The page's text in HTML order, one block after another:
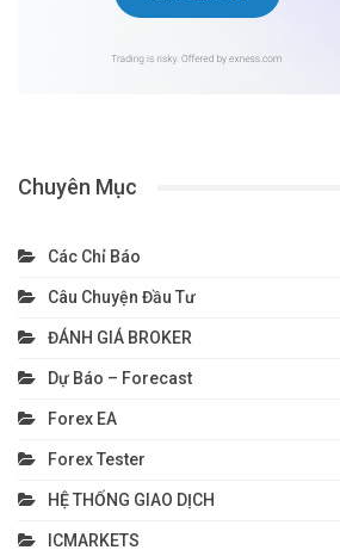
Chuyên Mục
Các Chỉ Báo
Câu Chuyện Đầu Tư
ĐÁNH GIÁ BROKER
Dự Báo – Forecast
Forex EA
Forex Tester
HỆ THỐNG GIAO DỊCH
ICMARKETS